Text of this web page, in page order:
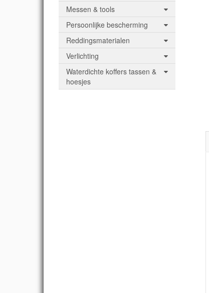
Messen & tools
Persoonlijke bescherming
Reddingsmaterialen
Verlichting
Waterdichte koffers tassen &
hoesjes